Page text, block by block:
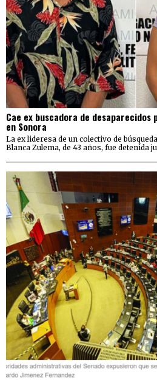
Cae ex buscadora de
en Sonora
La ex lideresa de un colectivo de
Blanca Zulema, de 43 años, fue detenida